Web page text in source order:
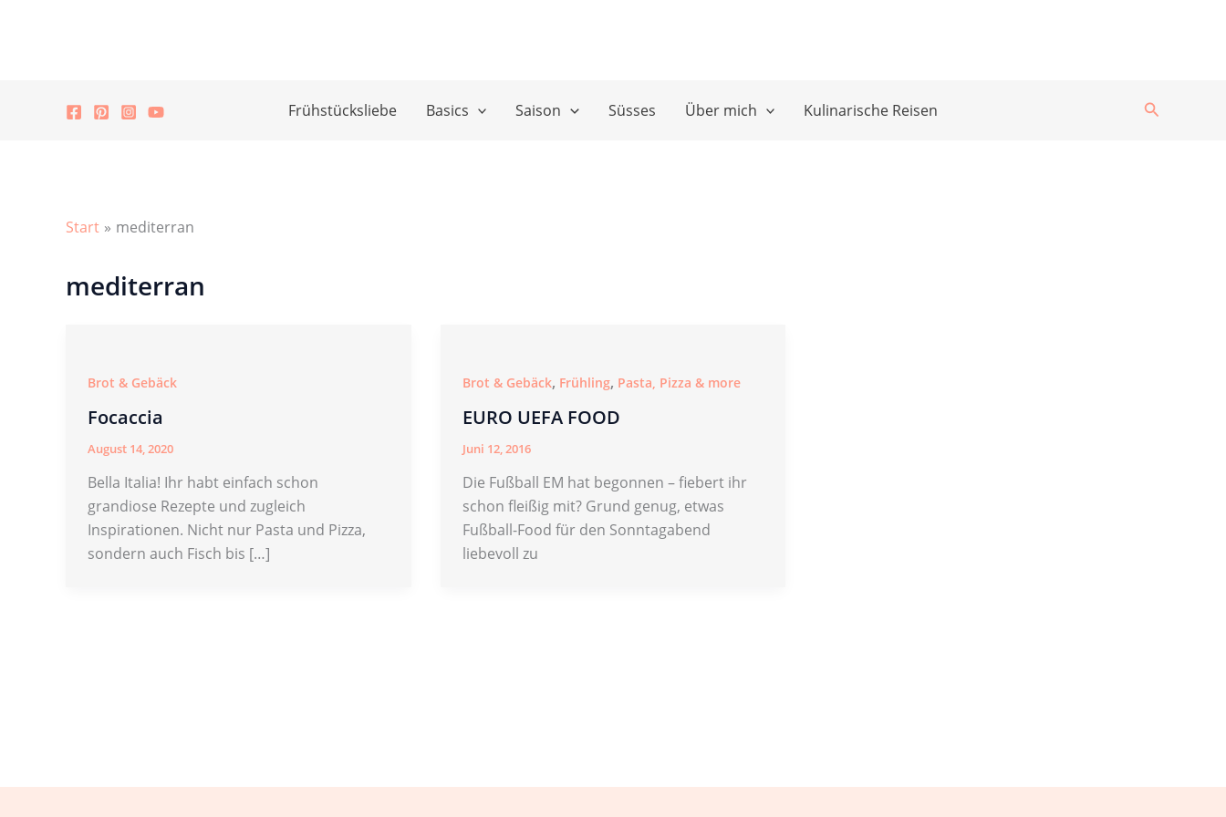
Frühstücksliebe Basics Saison Süsses Über mich Kulinarische Reisen Suchen
Start mediterran
mediterran
Brot & Gebäck
Focaccia
August 14, 2020
Bella Italia! Ihr habt einfach schon
grandiose Rezepte und zugleich
Inspirationen. Nicht nur Pasta und Pizza,
sondern auch Fisch bis […]
Brot & Gebäck, Frühling, Pasta, Pizza & more
EURO UEFA FOOD
Juni 12, 2016
Die Fußball EM hat begonnen – fiebert ihr
schon fleißig mit? Grund genug, etwas
Fußball-Food für den Sonntagabend
liebevoll zu